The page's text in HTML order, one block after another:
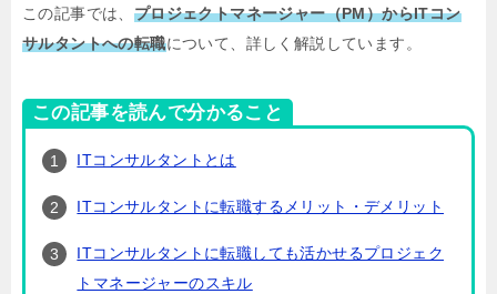
この記事では、 プロジェクトマネージャー（PM）からITコン
サルタントへの転職について、詳しく解説しています。
この記事を読んで分かること
ITコンサルタントとは
ITコンサルタントに転職するメリット・デメリット
ITコンサルタントに転職しても活かせるプロジェク
トマネージャーのスキル